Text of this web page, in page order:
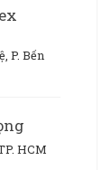
P. Bến
HCM